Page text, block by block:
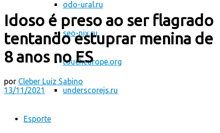
odo-ural.ru
seo-nix.ru
toucheurope.org
underscorejs.ru
Esporte
Idoso é preso ao ser flagrado
tentando estuprar menina de
8 anos no ES
por Cleber Luiz Sabino
13/11/2021